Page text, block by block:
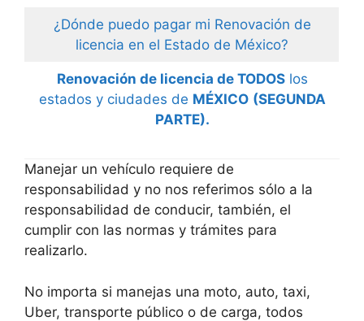
¿Dónde puedo pagar mi Renovación de
licencia en el Estado de México?
Renovación de licencia de TODOSlos
estados y ciudades de MÉXICO (SEGUNDA
PARTE).
Manejar un vehículo requiere de
responsabilidad y no nos referimos sólo a la
responsabilidad de conducir, también, el
cumplir con las normas y trámites para
realizarlo.
No importa si manejas una moto, auto, taxi,
Uber, transporte público o de carga, todos